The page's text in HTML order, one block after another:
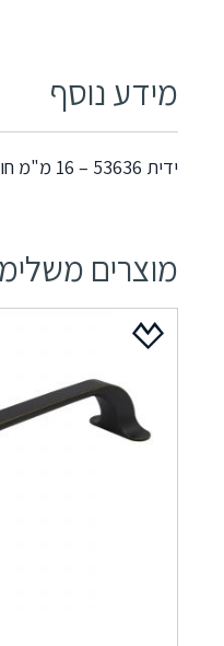
מידע נוסף
ידית 53636 – 16 מ"מ חום עתיק F23 Mercury
מוצרים